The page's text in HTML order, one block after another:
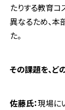
たりする教育コ
異なるため、
た。
―――その課題を、
佐藤氏：現場に